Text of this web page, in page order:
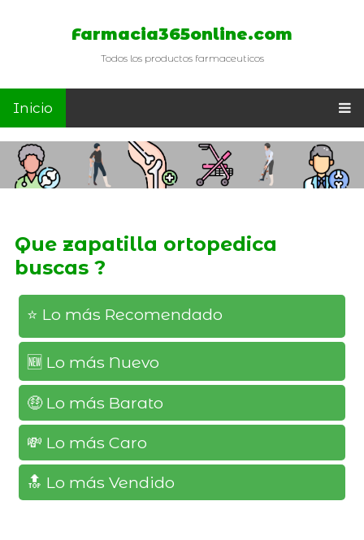
Farmacia365online.com
Todos los productos farmaceuticos
Inicio
Que zapatilla ortopedica
buscas ?
⭐️ Lo más Recomendado
🆕️ Lo más Nuevo
🤑 Lo más Barato
💸 Lo más Caro
🔝 Lo más Vendido